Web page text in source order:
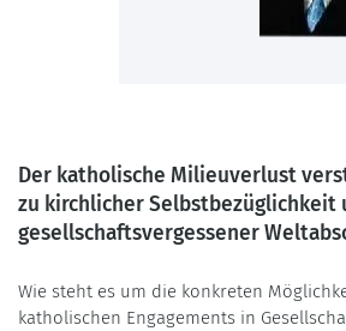
Der katholische Milieuverlust
zu kirchlicher Selbstbezüglichkeit
gesellschaftsvergessener
Wie steht es um die konkreten
katholischen Engagements in